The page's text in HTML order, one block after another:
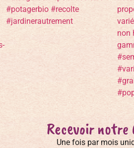
Recevoir notre
Une fois par mois